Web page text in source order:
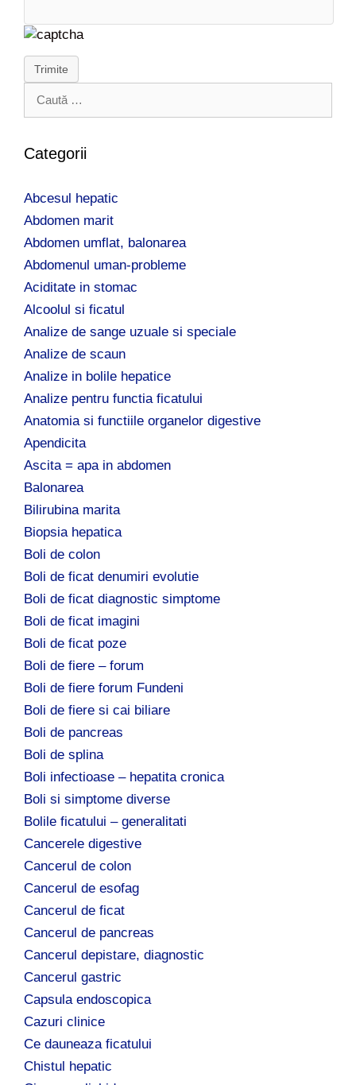
Trimite
t
u
p
ă
Categorii
Abcesul hepatic
Abdomen marit
Abdomen umflat, balonarea
Abdomenul uman-probleme
Aciditate in stomac
Alcoolul si ficatul
Analize de sange uzuale si speciale
Analize de scaun
Analize in bolile hepatice
Analize pentru functia ficatului
Anatomia si functiile organelor digestive
Apendicita
Ascita = apa in abdomen
Balonarea
Bilirubina marita
Biopsia hepatica
Boli de colon
Boli de ficat denumiri evolutie
Boli de ficat diagnostic simptome
Boli de ficat imagini
Boli de ficat poze
Boli de fiere – forum
Boli de fiere forum Fundeni
Boli de fiere si cai biliare
Boli de pancreas
Boli de splina
Boli infectioase – hepatita cronica
Boli si simptome diverse
Bolile ficatului – generalitati
Cancerele digestive
Cancerul de colon
Cancerul de esofag
Cancerul de ficat
Cancerul de pancreas
Cancerul depistare, diagnostic
Cancerul gastric
Capsula endoscopica
Cazuri clinice
Ce dauneaza ficatului
Chistul hepatic